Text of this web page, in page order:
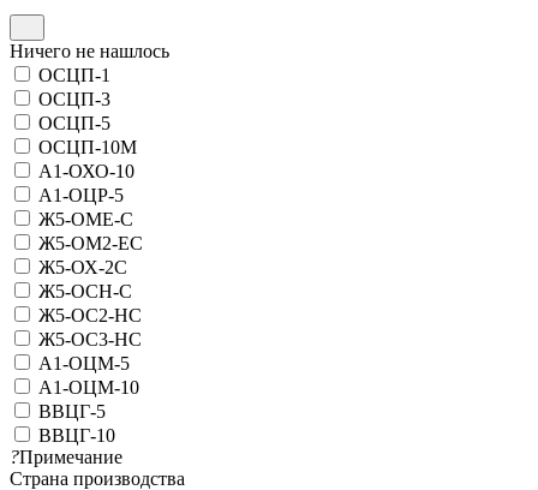
Ничего не нашлось
ОСЦП-1
ОСЦП-3
ОСЦП-5
ОСЦП-10М
А1-ОХО-10
А1-ОЦР-5
Ж5-ОМЕ-С
Ж5-ОМ2-ЕС
Ж5-ОХ-2С
Ж5-ОСН-С
Ж5-ОС2-НС
Ж5-ОС3-НС
А1-ОЦМ-5
А1-ОЦМ-10
ВВЦГ-5
ВВЦГ-10
?Примечание
Страна производства